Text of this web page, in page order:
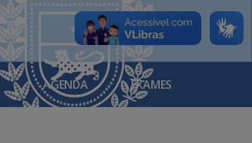
AGENDA EXAMES